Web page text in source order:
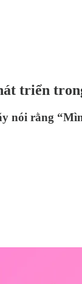
triển
nói rằng